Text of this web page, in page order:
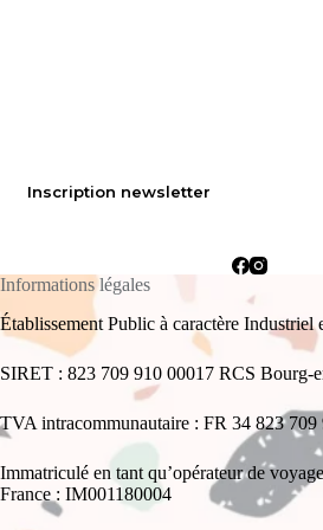
Inscription newsletter
Informations légales
Établissement Public à caractère Industriel
SIRET : 823 709 910 00017 RCS Bourg-
TVA intracommunautaire : FR 34 823 709
Immatriculé en tant qu’opérateur de
France : IM001180004